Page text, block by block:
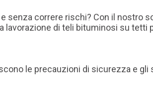
correre rischi? Con il nostro
lavorazione di teli bituminosi su tetti
le precauzioni di sicurezza e gli